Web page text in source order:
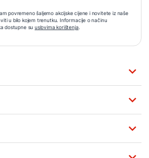
povremeno šaljemo akcijske cijene i novitete iz naše
u bilo kojem trenutku. Informacije o načinu
dostupne su uslovima korištenja.